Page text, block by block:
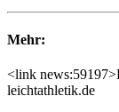
Mehr:
<link
leichtathletik.de